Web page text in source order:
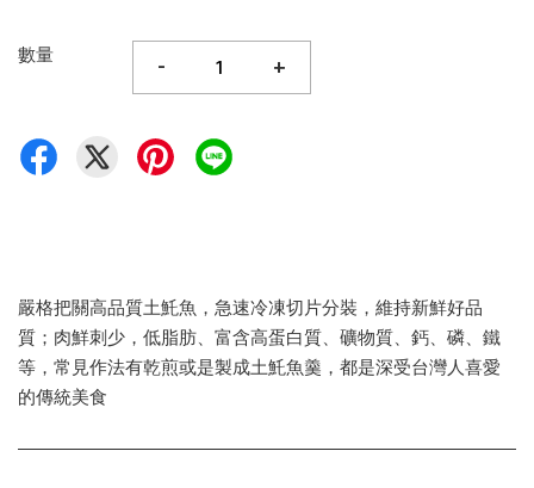
數量 - +
嚴格把關高品質土魠魚，急速冷凍切片分裝，維持新鮮好品
質；肉鮮刺少，低脂肪、富含高蛋白質、礦物質、鈣、磷、鐵
等，常見作法有乾煎或是製成土魠魚羹，都是深受台灣人喜愛
的傳統美食